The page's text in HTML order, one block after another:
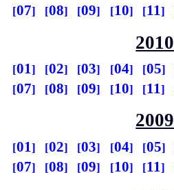
07
08 09 10 11
2010
01 02 03 04 05
07
08 09 10 11
2009
01 02 03 04 05
07
08 09 10 11